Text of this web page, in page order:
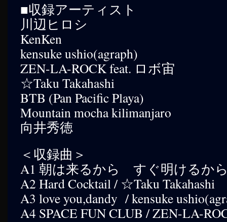
■収録アーティスト
川辺ヒロシ
KenKen
kensuke ushio(agraph)
ZEN-LA-ROCK feat. ロボ宙
☆Taku Takahashi
BTB (Pan Pacific Playa)
Mountain mocha kilimanjaro
向井秀徳
＜収録曲＞
A1 朝は来るから すぐ明けるから
A2 Hard Cocktail / ☆Taku Takahashi
A3 love you,dandy / kensuke
A4 SPACE FUN CLUB / ZEN-LA-